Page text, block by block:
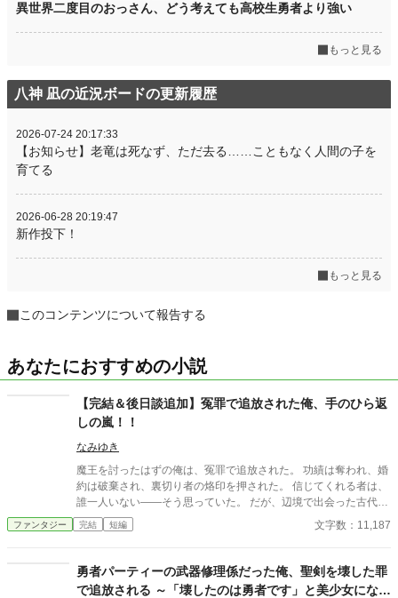
異世界二度目のおっさん、どう考えても高校生勇者より強い
もっと見る
八神 凪の近況ボードの更新履歴
2026-07-24 20:17:33
【お知らせ】老竜は死なず、ただ去る……こともなく人間の子を
育てる
2026-06-28 20:19:47
新作投下！
もっと見る
このコンテンツについて報告する
あなたにおすすめの小説
【完結＆後日談追加】冤罪で追放された俺、手のひら返
しの嵐！！
なみゆき
魔王を討ったはずの俺は、冤罪で追放された。 功績は奪われ、婚
約は破棄され、裏切り者の烙印を押された。 信じてくれる者は、
誰一人いない——そう思っていた。 だが、辺境で出会った古代魔
導と、ただ一人俺を信じてくれた彼女が、すべてを変えた。 婚礼
と処刑が重なるその日、真実をつきつけ、俺は、王都に“ざま
しかったのは、名誉でも地位でもなく、信じてくれる人だった。
これは、ざまぁの果てに静かな勝利を選んだ、元英雄の物語。
ファンタジー 完結 短編 文字数：11,187
勇者パーティーの武器修理係だった俺、聖剣を壊した罪
で追放される ～「壊したのは勇者です」と美少女になっ